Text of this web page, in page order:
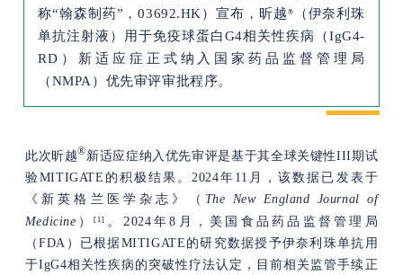
称“翰森制药”，03692.HK）宣布，昕越 ®
（伊奈利珠
单抗注射液）用于免疫球蛋白G4相关性疾病（IgG4-
RD）新适应症正式纳入国家药品监督管理局
（NMPA）优先审评审批程序。
此次昕越®新适应症纳入优先审评是基于其全球关键性III期试
验MITIGATE的积极结果。2024年11月，该数据已发表于
《新英格兰医学杂志》（ The New England Journal of
Medicine ）[1] 。 2024年8月，美国食品药品监督管理局
（FDA）已根据MITIGATE的研究数据授予伊奈利珠单抗用
于IgG4相关性疾病的突破性疗法认定，目前相关监管手续正